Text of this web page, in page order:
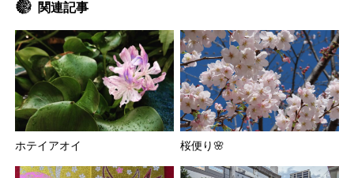
関連記事
ホテイアオイ 桜便り🌸